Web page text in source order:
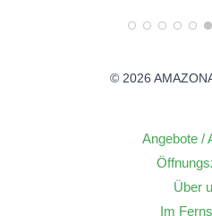
© 2026
Angebote /
Über
Im